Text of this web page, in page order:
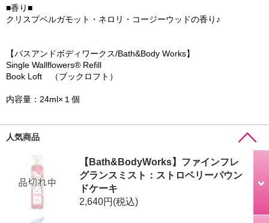
■香り■
クリスプベルガモット・ネロリ・コージーウッドの香り♪
【バスアンドボディワークス/Bath&Body Works】
Single Wallflowers® Refill
Book Loft （ブックロフト）
内容量：24ml×１個
人気商品
【Bath&BodyWorks】ファインフレ
グランスミスト：ストロベリーパウン
ドケーキ
2,640円(税込)